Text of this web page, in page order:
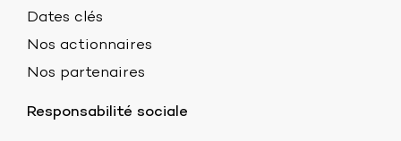
Dates clés
Nos actionnaires
Nos partenaires
Responsabilité sociale